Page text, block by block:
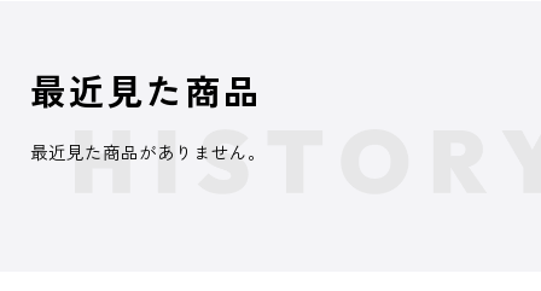
最近見た商品
最近見た商品がありません。